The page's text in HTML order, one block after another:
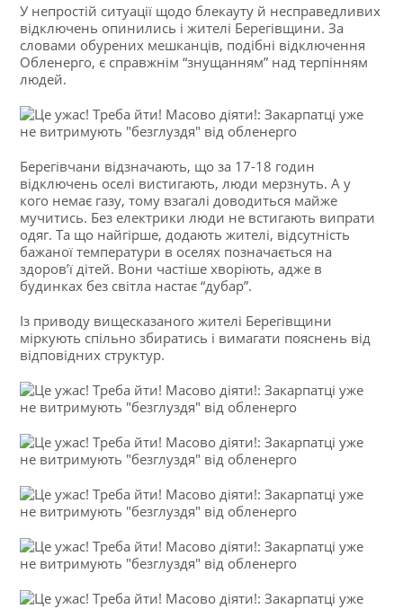
У непростій ситуації щодо блекауту й несправедливих
відключень опинились і жителі Берегівщини. За
словами обурених мешканців, подібні відключення
Обленерго, є справжнім “знущанням” над терпінням
людей.
Берегівчани відзначають, що за 17-18 годин
відключень оселі вистигають, люди мерзнуть. А у
кого немає газу, тому взагалі доводиться майже
мучитись. Без електрики люди не встигають випрати
одяг. Та що найгірше, додають жителі, відсутність
бажаної температури в оселях позначається на
здоров’ї дітей. Вони частіше хворіють, адже в
будинках без світла настає “дубар”.
Із приводу вищесказаного жителі Берегівщини
міркують спільно збиратись і вимагати пояснень від
відповідних структур.